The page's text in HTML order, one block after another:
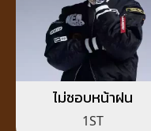
ไม่ชอบหน้าฝน
1ST